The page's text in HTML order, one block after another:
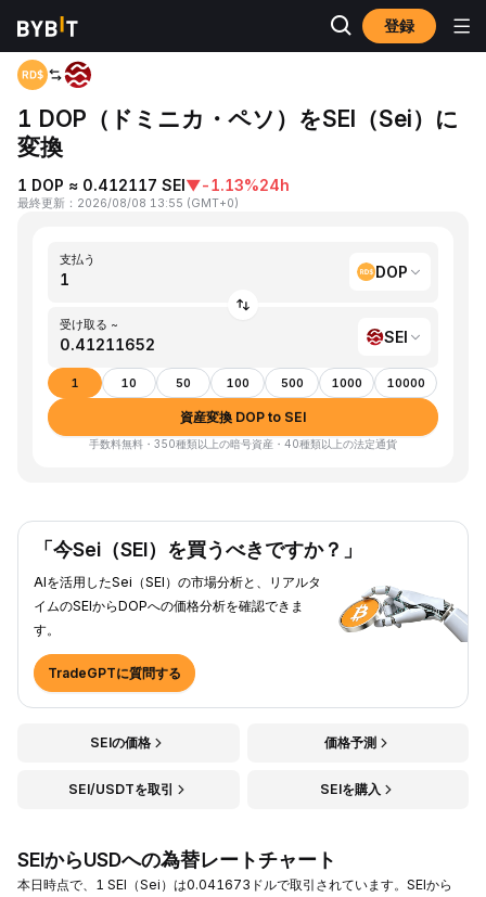
登録
ホーム DOP to SEI
1 DOP（ドミニカ・ペソ）をSEI（Sei）に
変換
1 DOP ≈ 0.412117 SEI▼-1.13%24h
最終更新 ： 2026/08/08 13:55 (GMT+0)
支払う
DOP
受け取る ~
SEI
1 10 50 100 500 1000 10000
資産変換 DOP to SEI
手数料無料・350種類以上の暗号資産・40種類以上の法定通貨
「今Sei（SEI）を買うべきですか？」
AIを活用したSei（SEI）の市場分析と、リアルタ
イムのSEIからDOPへの価格分析を確認できま
す。
TradeGPTに質問する
SEIの価格 価格予測
SEI/USDTを取引 SEIを購入
SEIからUSDへの為替レートチャート
本日時点で、1 SEI（Sei）は0.041673ドルで取引されています。SEIから